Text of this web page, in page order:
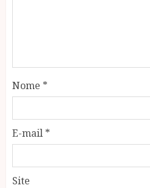
Nome *
E-mail *
Site